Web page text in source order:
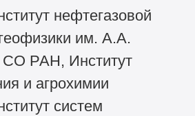
нефтегазовой
им. А.А.
РАН, Институт
и агрохимии
систем